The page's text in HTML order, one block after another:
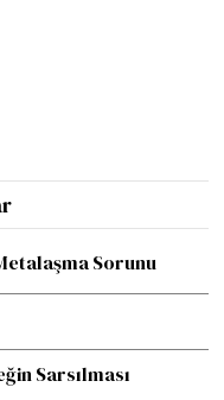
Sorunu
Sarsılması